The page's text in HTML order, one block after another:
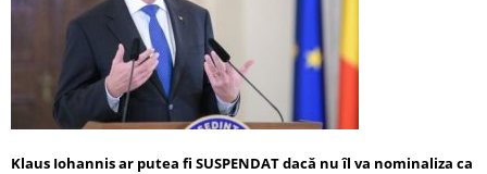
Klaus Iohannis ar putea fi SUSPENDAT dacă nu îl va nominaliza ca